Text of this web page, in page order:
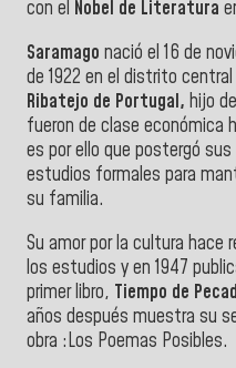
con el Nobel de Literatura
Saramago nació el 16 de
de 1922 en el distrito central
Ribatejo de Portugal, hijo
fueron de clase económica
es por ello que postergó sus
estudios formales para
su familia.
Su amor por la cultura hace
los estudios y en 1947
primer libro, Tiempo de
años después muestra su
obra :Los Poemas Posibles.